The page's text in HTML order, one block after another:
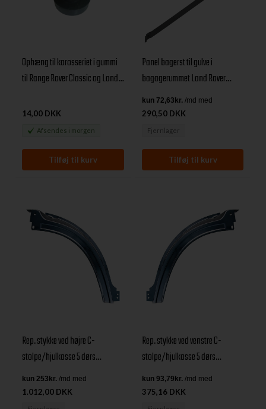
Ophæng til karosseriet i gummi
til Range Rover Classic og Land
14,00 DKK
Afsendes i morgen
Panel bagerst til gulve i
bagagerummet Land Rover
Discovery I
290,50 DKK
Fjernlager
Rep. stykke ved højre C-
stolpe/hjulkasse 5 dørs
Discovery I & Range Rover
Classic
1.012,00 DKK
Rep. stykke ved venstre C-
stolpe/hjulkasse 5 dørs
Discovery I & Range Rover
Classic
375,16 DKK